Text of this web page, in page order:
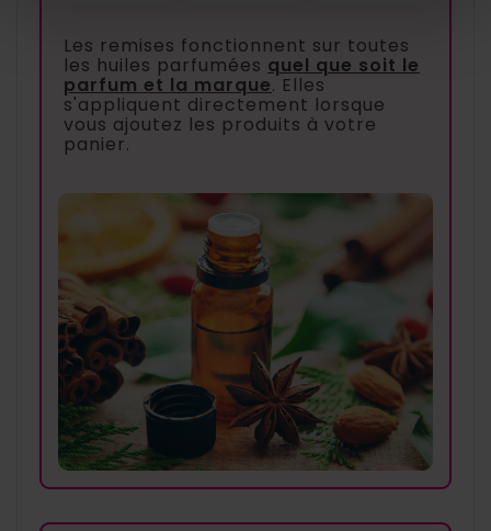
Les remises fonctionnent sur toutes
les huiles parfumées quel que soit le
parfum et la marque. Elles
s'appliquent directement lorsque
vous ajoutez les produits à votre
panier.